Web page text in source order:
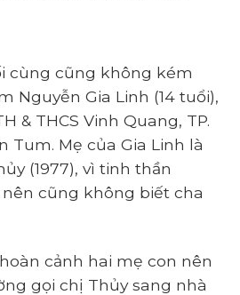
cùng cũng không kém
Nguyễn Gia Linh (14 tuổi),
& THCS Vinh Quang, TP.
Tum. Mẹ của Gia Linh là
(1977), vì tinh thần
cũng không biết cha
cảnh hai mẹ con nên
gọi chị Thủy sang nhà